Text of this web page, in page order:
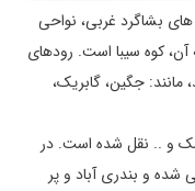
بشاگرد غربی، نواحی
آن، کوه سیبا است. رودهای
جگین، گابریک،
و .. نقل شده است. در
و بندری آباد و پر